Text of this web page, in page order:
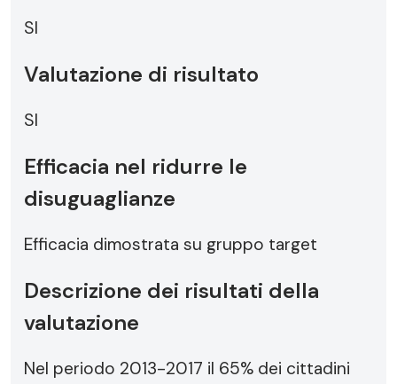
SI
Valutazione di risultato
SI
Efficacia nel ridurre le
disuguaglianze
Efficacia dimostrata su gruppo target
Descrizione dei risultati della
valutazione
Nel periodo 2013-2017 il 65% dei cittadini